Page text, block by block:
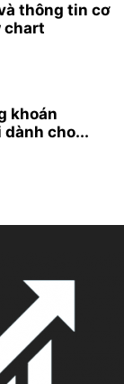
thông tin cơ
chart
khoán
dành cho...